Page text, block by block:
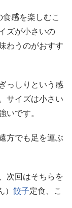
感を楽しむこ
ズが小さいの
わうのがおすす
っしりという感
サイズは小さい
です。
方でも足を運ぶ
次回はそちらを
餃子定食、こ